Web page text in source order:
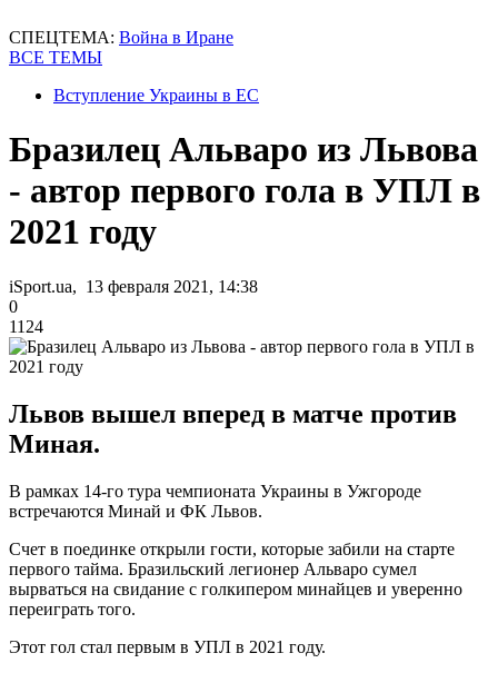
СПЕЦТЕМА: Война в Иране
ВСЕ ТЕМЫ
Вступление Украины в ЕС
Бразилец Альваро из Львова
- автор первого гола в УПЛ в
2021 году
iSport.ua, 13 февраля 2021, 14:38
0
1124
Львов вышел вперед в матче против
Миная.
В рамках 14-го тура чемпионата Украины в Ужгороде
встречаются Минай и ФК Львов.
Счет в поединке открыли гости, которые забили на старте
первого тайма. Бразильский легионер Альваро сумел
вырваться на свидание с голкипером минайцев и уверенно
переиграть того.
Этот гол стал первым в УПЛ в 2021 году.